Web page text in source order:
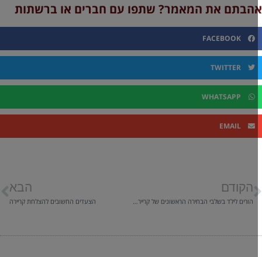
את המאמר? שתפו עם חברים או ברשתות
FACEBOOK
TWITTER
WHATSAPP
EMAIL
הקודם
הורים לילד בשלבי הבחירה הראשונים של קריירה ולימודים
הבא
הצעדים החשובים להצלחת קריירה